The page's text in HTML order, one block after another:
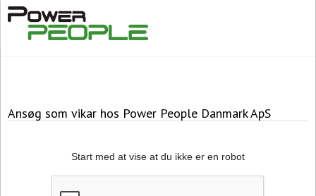
Ansøg som vikar hos Power People Danmark ApS
Start med at vise at du ikke er en robot